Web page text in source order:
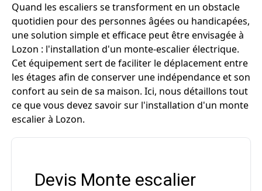
Quand les escaliers se transforment en un obstacle
quotidien pour des personnes âgées ou handicapées,
une solution simple et efficace peut être envisagée à
Lozon : l'installation d'un monte-escalier électrique.
Cet équipement sert de faciliter le déplacement entre
les étages afin de conserver une indépendance et son
confort au sein de sa maison. Ici, nous détaillons tout
ce que vous devez savoir sur l'installation d'un monte
escalier à Lozon.
Devis Monte escalier